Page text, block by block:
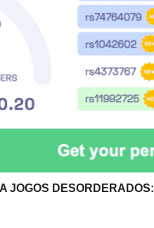
JOGOS DESORDERADOS: